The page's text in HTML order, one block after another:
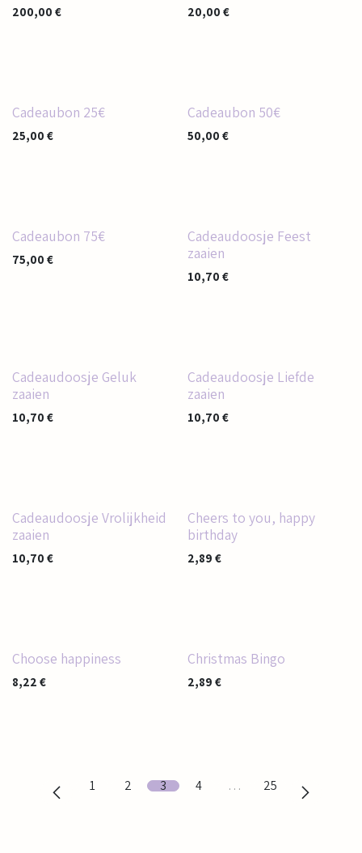
200,00 € 20,00 €
Cadeaubon 25€
25,00 €
Cadeaubon 50€
50,00 €
Cadeaubon 75€
75,00 €
Cadeaudoosje Feest
zaaien
10,70 €
Cadeaudoosje Geluk
zaaien
10,70 €
Cadeaudoosje Liefde
zaaien
10,70 €
Cadeaudoosje Vrolijkheid
zaaien
10,70 €
Cheers to you, happy
birthday
2,89 €
Choose happiness
8,22 €
Christmas Bingo
2,89 €
1 2 3 4 … 25